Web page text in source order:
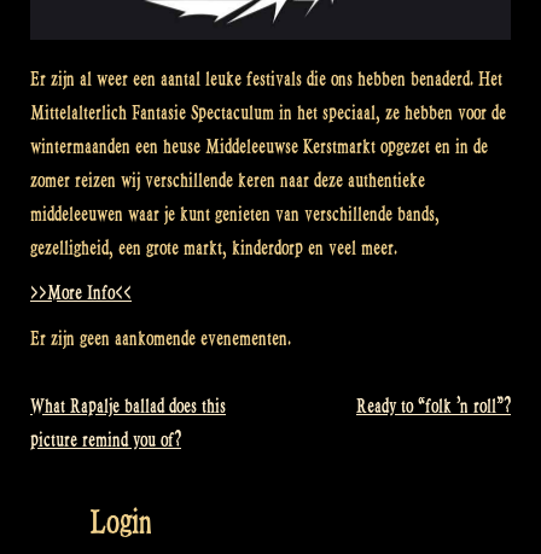
Er zijn al weer een aantal leuke festivals die ons hebben benaderd. Het
Mittelalterlich Fantasie Spectaculum in het speciaal, ze hebben voor de
wintermaanden een heuse Middeleeuwse Kerstmarkt opgezet en in de
zomer reizen wij verschillende keren naar deze authentieke
middeleeuwen waar je kunt genieten van verschillende bands,
gezelligheid, een grote markt, kinderdorp en veel meer.
>>More Info<<
Er zijn geen aankomende evenementen.
Bericht
What Rapalje ballad does this
picture remind you of?
Ready to “folk ’n roll”?
Login